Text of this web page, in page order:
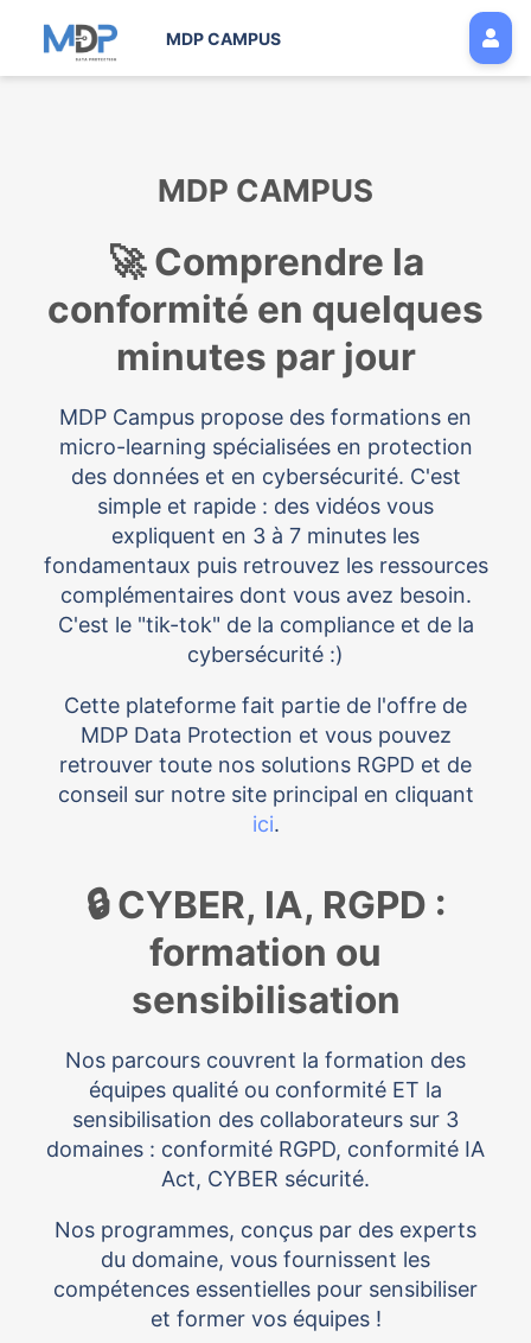
MDP CAMPUS
MDP CAMPUS
🚀 Comprendre la
conformité en quelques
minutes par jour
MDP Campus propose des formations en
micro-learning spécialisées en protection
des données et en cybersécurité. C'est
simple et rapide : des vidéos vous
expliquent en 3 à 7 minutes les
fondamentaux puis retrouvez les ressources
complémentaires dont vous avez besoin.
C'est le "tik-tok" de la compliance et de la
cybersécurité :)
Cette plateforme fait partie de l'offre de
MDP Data Protection et vous pouvez
retrouver toute nos solutions RGPD et de
conseil sur notre site principal en cliquant
ici.
🔒 CYBER, IA, RGPD :
formation ou
sensibilisation
Nos parcours couvrent la formation des
équipes qualité ou conformité ET la
sensibilisation des collaborateurs sur 3
domaines : conformité RGPD, conformité IA
Act, CYBER sécurité.
Nos programmes, conçus par des experts
du domaine, vous fournissent les
compétences essentielles pour sensibiliser
et former vos équipes !